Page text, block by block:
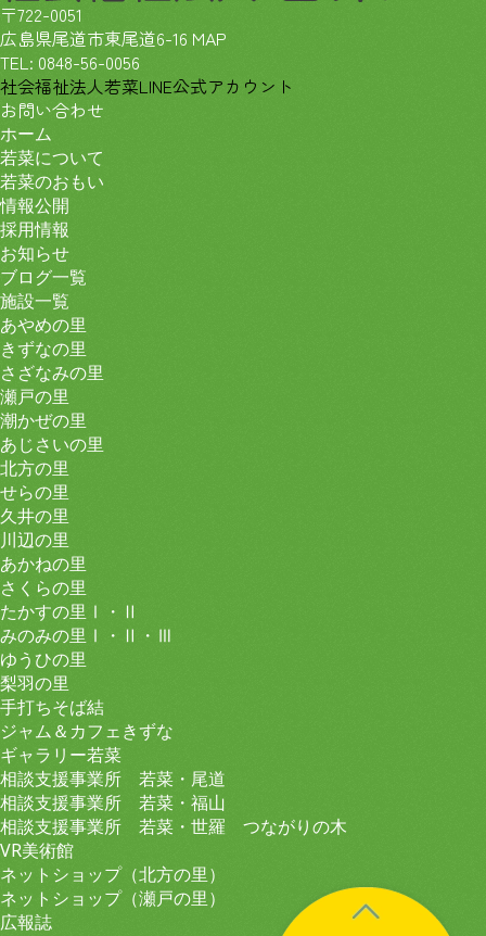
〒722-0051
広島県尾道市東尾道6-16 MAP
TEL: 0848-56-0056
社会福祉法人若菜LINE公式アカウント
お問い合わせ
ホーム
若菜について
若菜のおもい
情報公開
採用情報
お知らせ
ブログ一覧
施設一覧
あやめの里
きずなの里
さざなみの里
瀬戸の里
潮かぜの里
あじさいの里
北方の里
せらの里
久井の里
川辺の里
あかねの里
さくらの里
たかすの里Ⅰ・Ⅱ
みのみの里Ⅰ・Ⅱ・Ⅲ
ゆうひの里
梨羽の里
手打ちそば結
ジャム＆カフェきずな
ギャラリー若菜
相談支援事業所 若菜・尾道
相談支援事業所 若菜・福山
相談支援事業所 若菜・世羅 つながりの木
VR美術館
ネットショップ（北方の里）
ネットショップ（瀬戸の里）
広報誌